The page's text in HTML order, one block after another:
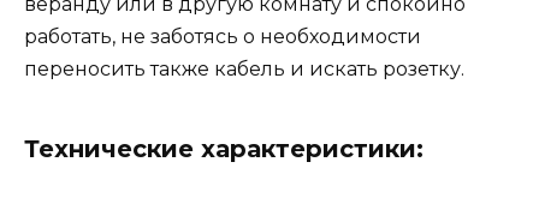
работать, не заботясь о необходимости
переносить также кабель и искать розетку.
Технические характеристики: